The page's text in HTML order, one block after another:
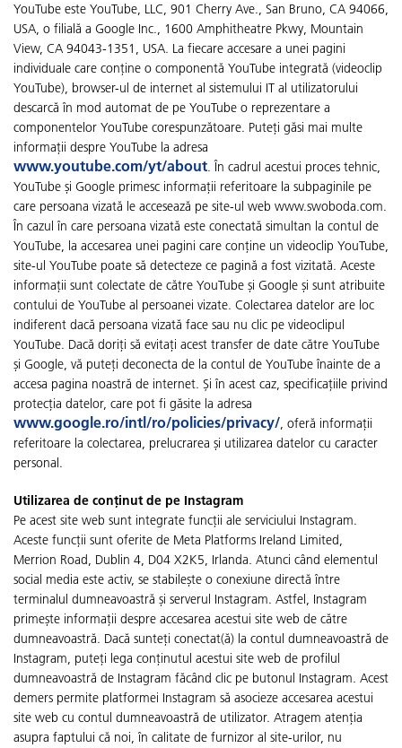
YouTube este YouTube, LLC, 901 Cherry Ave., San Bruno, CA 94066,
USA, o filială a Google Inc., 1600 Amphitheatre Pkwy, Mountain
View, CA 94043-1351, USA. La fiecare accesare a unei pagini
individuale care conține o componentă YouTube integrată (videoclip
YouTube), browser-ul de internet al sistemului IT al utilizatorului
descarcă în mod automat de pe YouTube o reprezentare a
componentelor YouTube corespunzătoare. Puteți găsi mai multe
informații despre YouTube la adresa
www.youtube.com/yt/about. În cadrul acestui proces tehnic,
YouTube și Google primesc informații referitoare la subpaginile pe
care persoana vizată le accesează pe site-ul web www.swoboda.com.
În cazul în care persoana vizată este conectată simultan la contul de
YouTube, la accesarea unei pagini care conține un videoclip YouTube,
site-ul YouTube poate să detecteze ce pagină a fost vizitată. Aceste
informații sunt colectate de către YouTube și Google și sunt atribuite
contului de YouTube al persoanei vizate. Colectarea datelor are loc
indiferent dacă persoana vizată face sau nu clic pe videoclipul
YouTube. Dacă doriți să evitați acest transfer de date către YouTube
și Google, vă puteți deconecta de la contul de YouTube înainte de a
accesa pagina noastră de internet. Și în acest caz, specificațiile privind
protecția datelor, care pot fi găsite la adresa
www.google.ro/intl/ro/policies/privacy/, oferă informații
referitoare la colectarea, prelucrarea și utilizarea datelor cu caracter
personal.
Utilizarea de conținut de pe Instagram
Pe acest site web sunt integrate funcții ale serviciului Instagram.
Aceste funcții sunt oferite de Meta Platforms Ireland Limited,
Merrion Road, Dublin 4, D04 X2K5, Irlanda. Atunci când elementul
social media este activ, se stabilește o conexiune directă între
terminalul dumneavoastră și serverul Instagram. Astfel, Instagram
primește informații despre accesarea acestui site web de către
dumneavoastră. Dacă sunteți conectat(ă) la contul dumneavoastră de
Instagram, puteți lega conținutul acestui site web de profilul
dumneavoastră de Instagram făcând clic pe butonul Instagram. Acest
demers permite platformei Instagram să asocieze accesarea acestui
site web cu contul dumneavoastră de utilizator. Atragem atenția
asupra faptului că noi, în calitate de furnizor al site-urilor, nu